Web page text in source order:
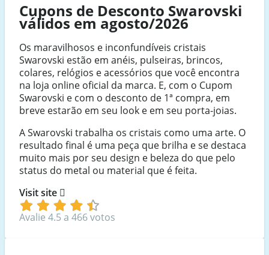
Cupons de Desconto Swarovski
válidos em agosto/2026
Os maravilhosos e inconfundíveis cristais
Swarovski estão em anéis, pulseiras, brincos,
colares, relógios e acessórios que você encontra
na loja online oficial da marca. E, com o Cupom
Swarovski e com o desconto de 1ª compra, em
breve estarão em seu look e em seu porta-joias.
A Swarovski trabalha os cristais como uma arte. O
resultado final é uma peça que brilha e se destaca
muito mais por seu design e beleza do que pelo
status do metal ou material que é feita.
Visit site
Avalie 4.5 a 466 votos